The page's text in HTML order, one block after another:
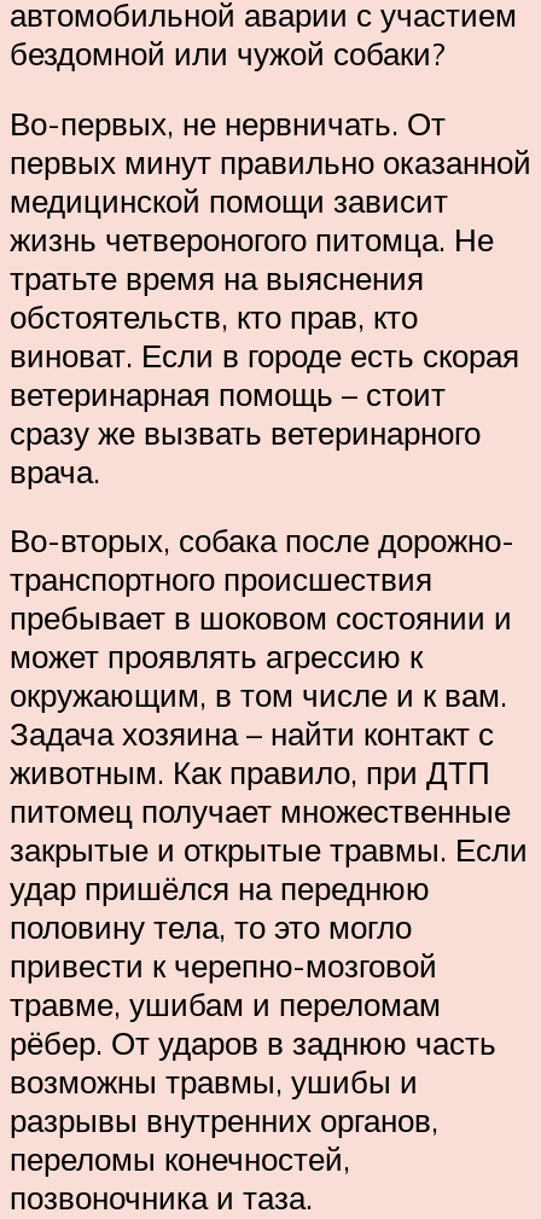
автомобильной аварии с участием
бездомной или чужой собаки?
Во-первых, не нервничать. От
первых минут правильно оказанной
медицинской помощи зависит
жизнь четвероногого питомца. Не
тратьте время на выяснения
обстоятельств, кто прав, кто
виноват. Если в городе есть скорая
ветеринарная помощь – стоит
сразу же вызвать ветеринарного
врача.
Во-вторых, собака после дорожно-
транспортного происшествия
пребывает в шоковом состоянии и
может проявлять агрессию к
окружающим, в том числе и к вам.
Задача хозяина – найти контакт с
животным. Как правило, при ДТП
питомец получает множественные
закрытые и открытые травмы. Если
удар пришёлся на переднюю
половину тела, то это могло
привести к черепно-мозговой
травме, ушибам и переломам
рёбер. От ударов в заднюю часть
возможны травмы, ушибы и
разрывы внутренних органов,
переломы конечностей,
позвоночника и таза.